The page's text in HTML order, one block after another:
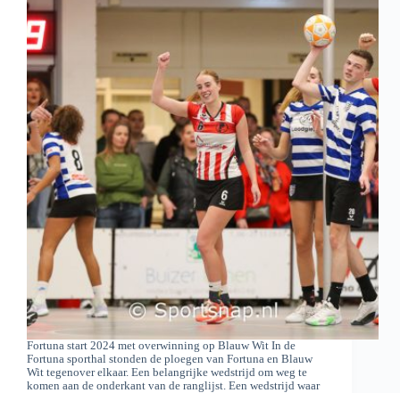
Fortuna start 2024 met overwinning op Blauw Wit In de
Fortuna sporthal stonden de ploegen van Fortuna en Blauw
Wit tegenover elkaar. Een belangrijke wedstrijd om weg te
komen aan de onderkant van de ranglijst. Een wedstrijd waar